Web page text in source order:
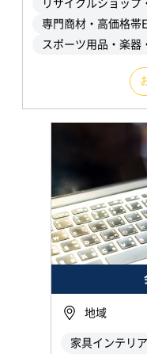
リサイクルショップ
専門商材・高価格帯
スポーツ用品・楽器
地域
家具インテリ